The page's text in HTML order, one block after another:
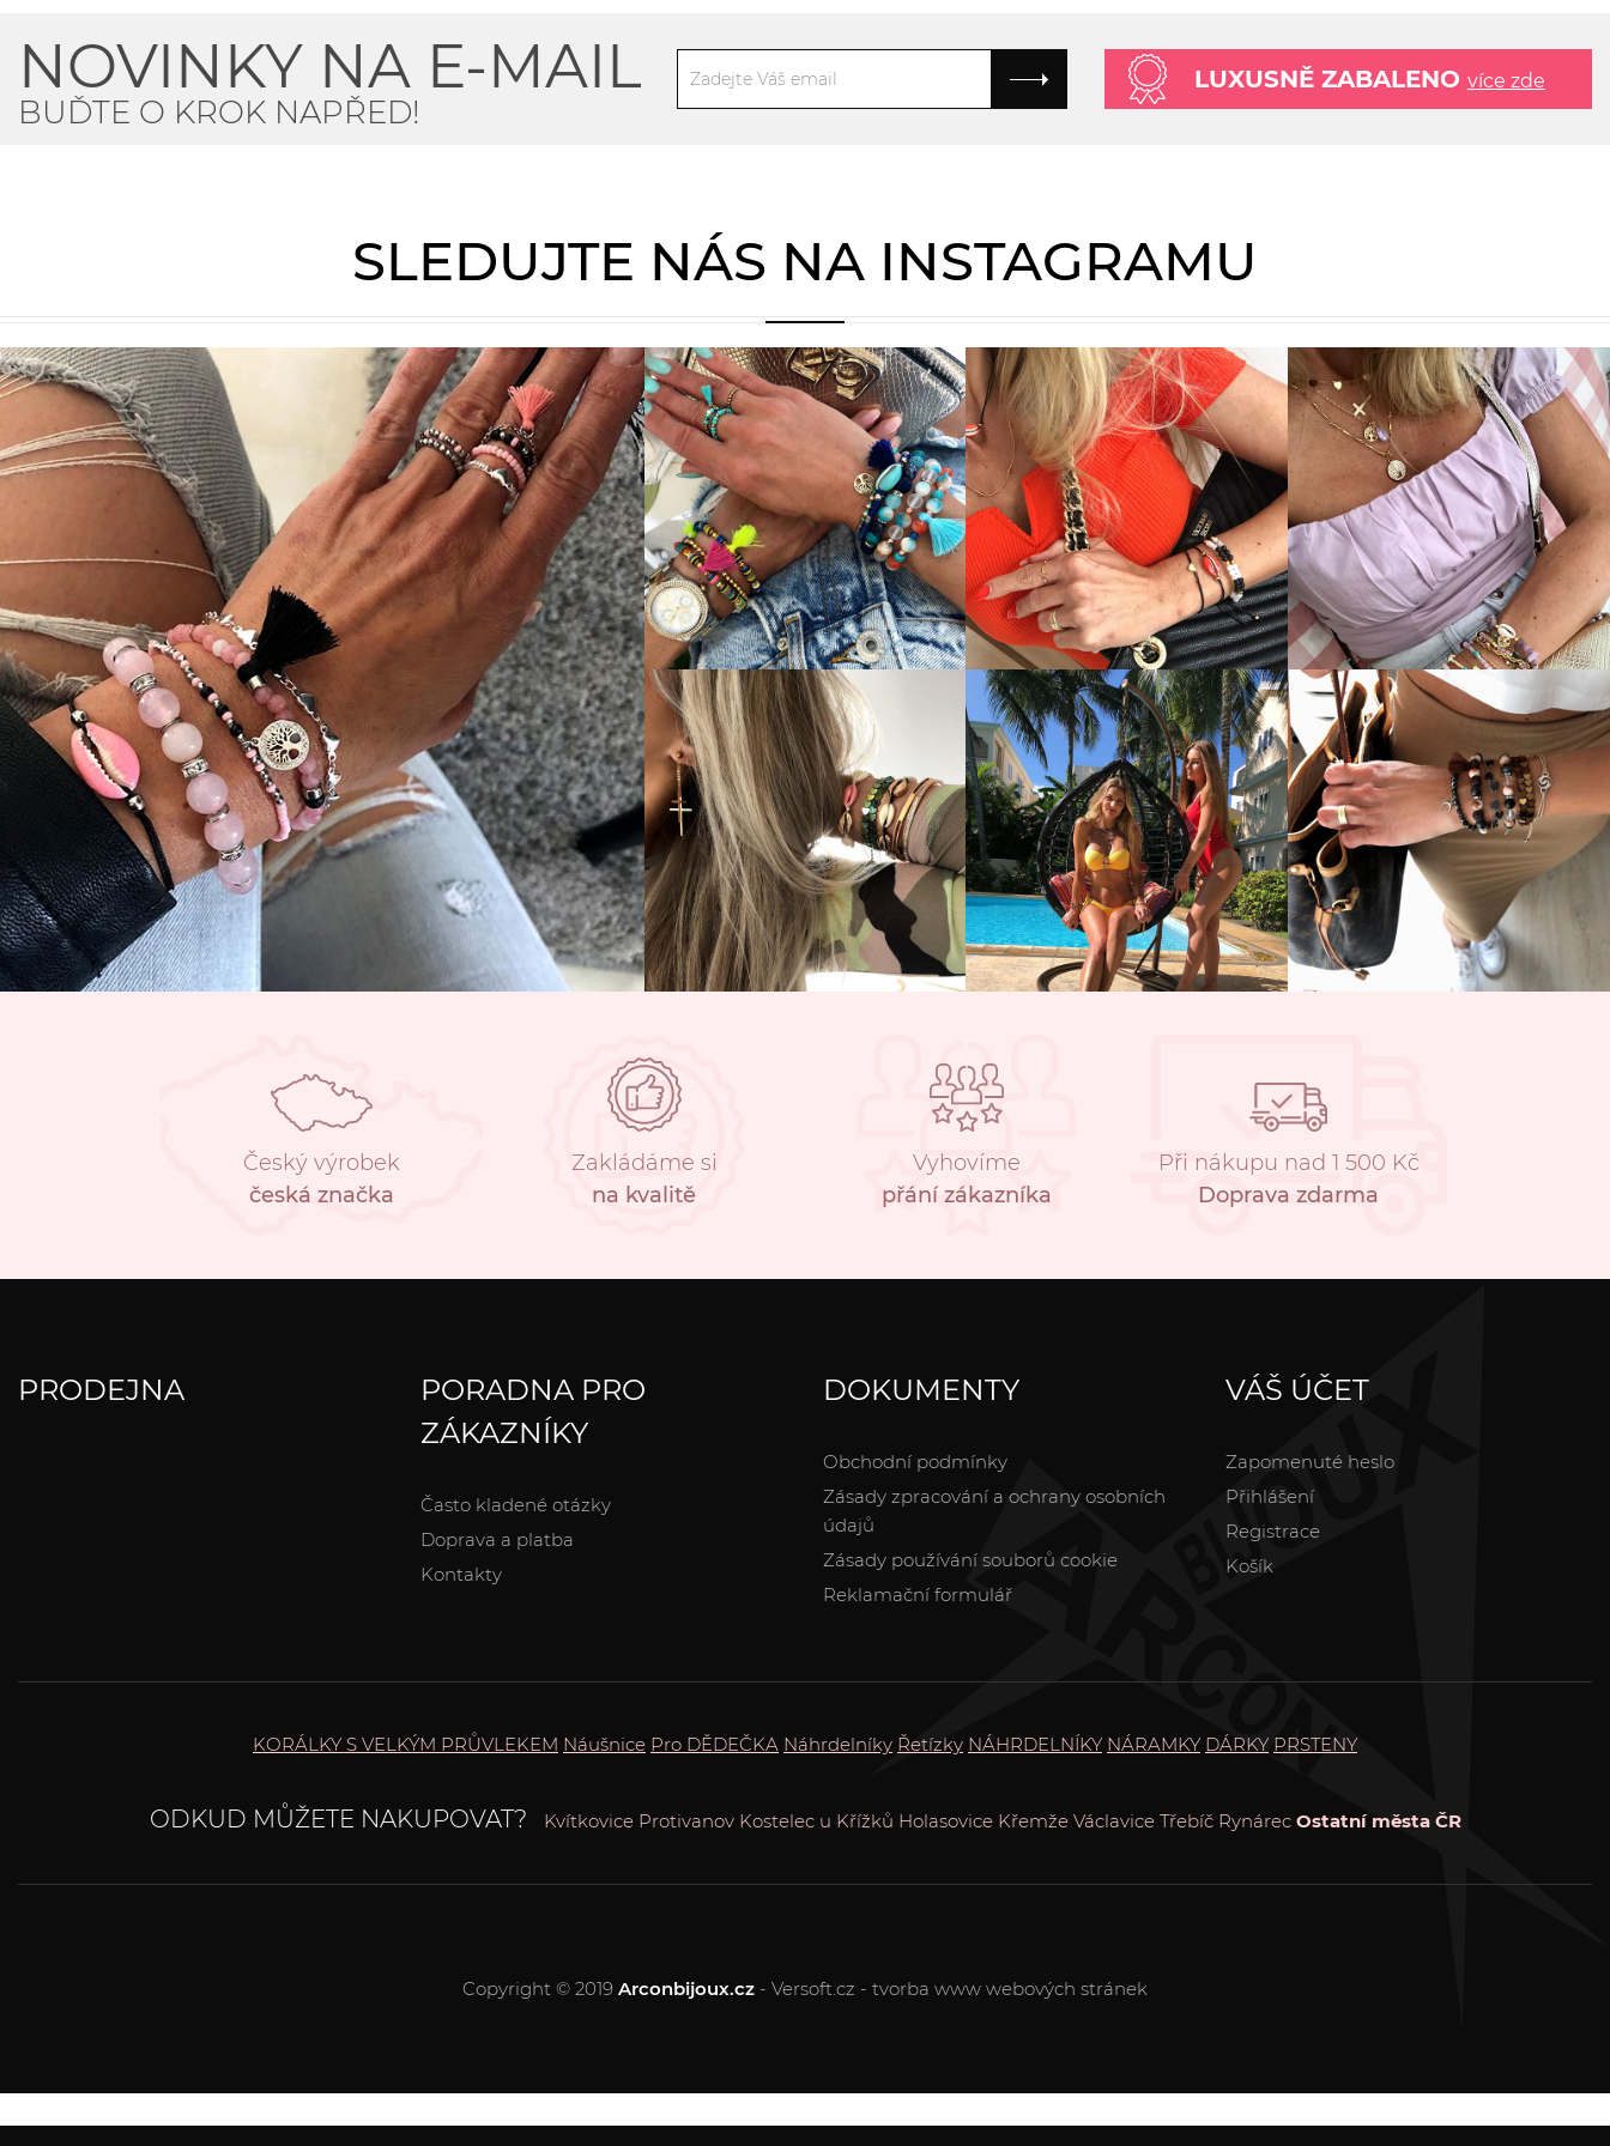
NOVINKY NA E-MAIL
BUĎTE O KROK NAPŘED!
LUXUSNĚ ZABALENO více zde
SLEDUJTE NÁS NA INSTAGRAMU
Český výrobek
česká značka
Zakládáme si
na kvalitě
Vyhovíme
přání zákazníka
Při nákupu nad 1 500 Kč
Doprava zdarma
PRODEJNA
PORADNA PRO
ZÁKAZNÍKY
Často kladené otázky
Doprava a platba
Kontakty
DOKUMENTY
Obchodní podmínky
Zásady zpracování a ochrany osobních
údajů
Zásady používání souborů cookie
Reklamační formulář
VÁŠ ÚČET
Zapomenuté heslo
Přihlášení
Registrace
Košík
KORÁLKY S VELKÝM PRŮVLEKEM Náušnice Pro DĚDEČKA Náhrdelníky Řetízky NÁHRDELNÍKY NÁRAMKY DÁRKY PRSTENY
ODKUD MŮŽETE NAKUPOVAT? Kvítkovice Protivanov Kostelec u Křížků Holasovice Křemže Václavice Třebíč Rynárec Ostatní města ČR
Copyright © 2019 Arconbijoux.cz - Versoft.cz - tvorba www webových stránek